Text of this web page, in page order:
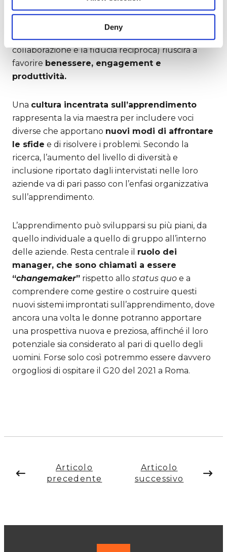
Deny
perché una cultura aziendale aperta ad
accogliere i molteplici ruoli e le diverse dimensioni
identitarie delle persone (attraverso la cura, la
collaborazione e la fiducia reciproca) riuscirà a
favorire benessere, engagement e
produttività.
Una cultura incentrata sull’apprendimento
rappresenta la via maestra per includere voci
diverse che apportano nuovi modi di affrontare
le sfide e di risolvere i problemi. Secondo la
ricerca, l’aumento del livello di diversità e
inclusione riportato dagli intervistati nelle loro
aziende va di pari passo con l’enfasi organizzativa
sull’apprendimento.
L’apprendimento può svilupparsi su più piani, da
quello individuale a quello di gruppo all’interno
delle aziende. Resta centrale il ruolo dei
manager, che sono chiamati a essere
“changemaker” rispetto allo status quo e a
comprendere come gestire o costruire questi
nuovi sistemi improntati sull’apprendimento, dove
ancora una volta le donne potranno apportare
una prospettiva nuova e preziosa, affinché il loro
potenziale sia considerato al pari di quello degli
uomini. Forse solo così potremmo essere davvero
orgogliosi di ospitare il G20 del 2021 a Roma.
Articolo
precedente
Articolo
successivo